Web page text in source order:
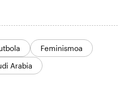
Feminismoa
Arabia